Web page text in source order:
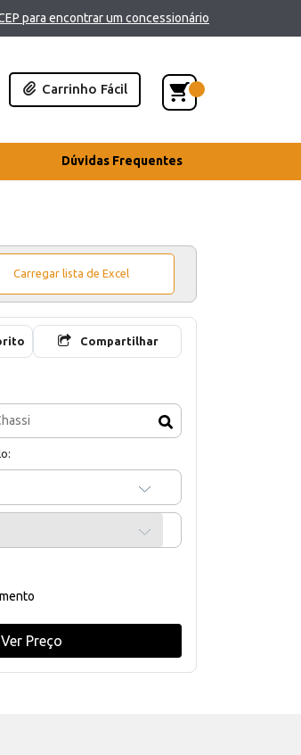
para encontrar um concessionário
Carrinho Fácil
Dúvidas Frequentes
Carregar lista de Excel
Compartilhar
Ver Preço